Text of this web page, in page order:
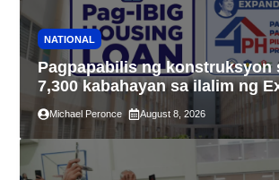
NATIONAL
Pagpapabilis ng konstruksyon
7,300 kabahayan sa ilalim ng
4PH, posible na sa
IBIG at P.A. Alvarez
Michael Peronce August 8, 2026